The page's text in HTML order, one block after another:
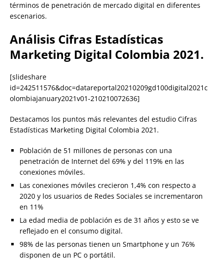
términos de penetración de mercado digital en diferentes
escenarios.
Análisis Cifras Estadísticas
Marketing Digital Colombia 2021.
[slideshare
id=242511576&doc=datareportal20210209gd100digital2021c
olombiajanuary2021v01-210210072636]
Destacamos los puntos más relevantes del estudio Cifras
Estadísticas Marketing Digital Colombia 2021.
Población de 51 millones de personas con una
penetración de Internet del 69% y del 119% en las
conexiones móviles.
Las conexiones móviles crecieron 1,4% con respecto a
2020 y los usuarios de Redes Sociales se incrementaron
en 11%
La edad media de población es de 31 años y esto se ve
reflejado en el consumo digital.
98% de las personas tienen un Smartphone y un 76%
disponen de un PC o portátil.